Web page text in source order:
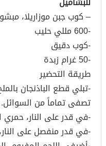
– كوب جبن موزاريلا،
-600 مللي حليب
-كوب دقيق
-50 غرام زبدة
طريقة التحضير
-تبلي قطع الباذنجان
تصفى تماماً من السوائل.
-في قدر على النار، حمري
-في قدر منفصل على